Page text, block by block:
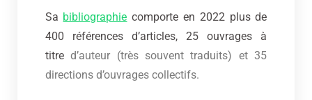
Sa bibliographie comporte en 2022 plus de
400 références d’articles, 25 ouvrages à
titred’auteur (très souvent traduits) et 35
directions d’ouvrages collectifs.